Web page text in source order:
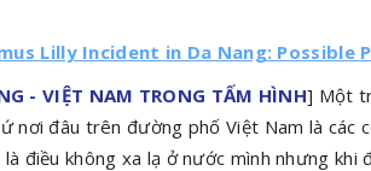
Lilly Incident in Da Nang: Possible
- VIỆT NAM TRONG TẤM HÌNH] Một
nơi đâu trên đường phố Việt Nam là
điều không xa lạ ở nước mình nhưng khi